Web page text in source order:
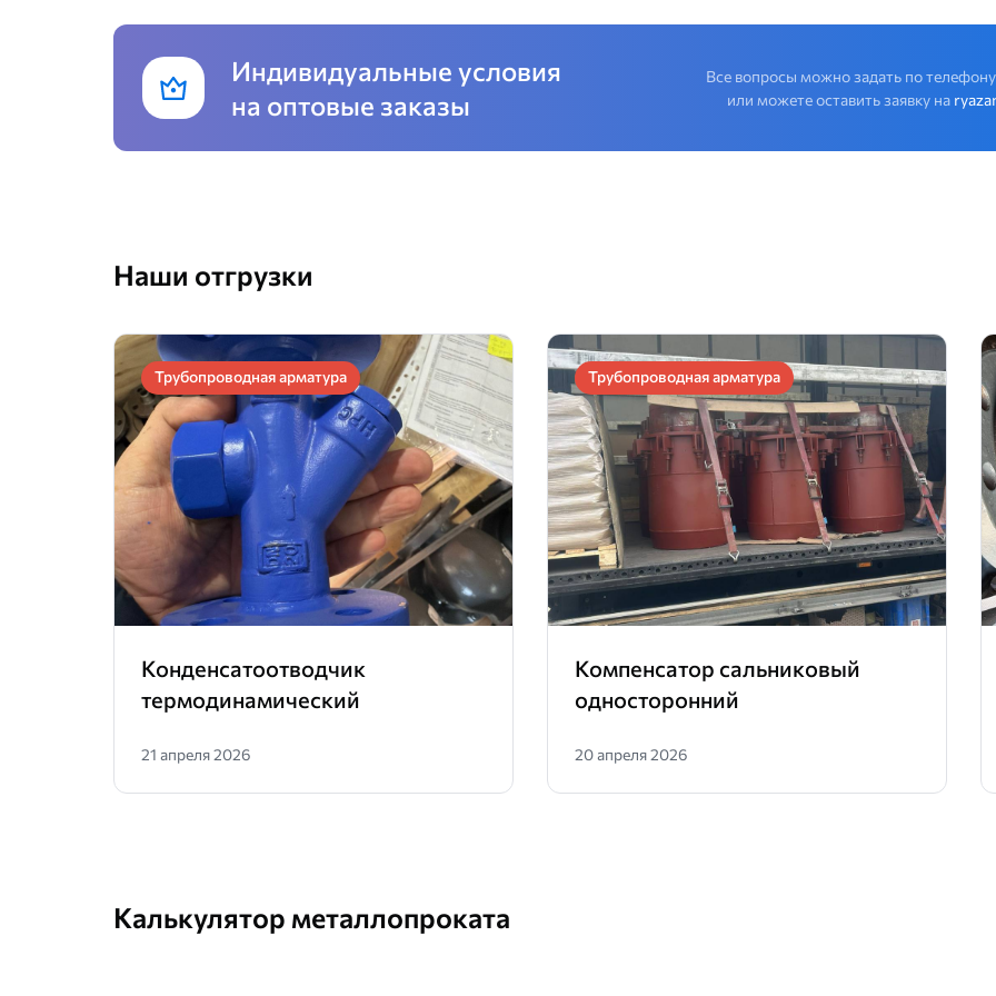
Индивидуальные условия
на оптовые заказы
Все вопросы можно задать по телефону
или можете оставить заявку на
Наши отгрузки
Трубопроводная арматура
Конденсатоотводчик
термодинамический
21 апреля 2026
Трубопроводная арматура
Компенсатор сальниковый
односторонний
20 апреля 2026
Калькулятор металлопроката